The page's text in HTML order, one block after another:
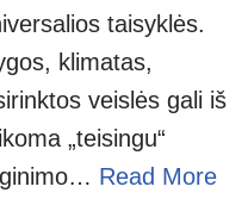
taisyklės.
klimatas,
veislės gali iš
„teisingu“
Read More